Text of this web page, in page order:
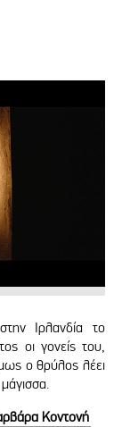
Ιρλανδία το
οι γονείς του,
ο θρύλος λέει
Κοντονή